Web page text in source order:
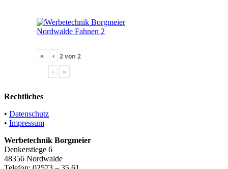
« ‹ 2von2
›
»
Rechtliches
• Datenschutz
• Impressum
Werbetechnik Borgmeier
Denkerstiege 6
48356 Nordwalde